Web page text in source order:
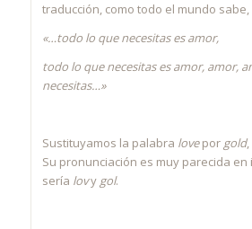
traducción, como todo el mundo sabe,
«…todo lo que necesitas es amor,
todo lo que necesitas es amor, amor,
necesitas…»
Sustituyamos la palabra lovepor gold
Su pronunciación es muy parecida en
sería lovy gol.